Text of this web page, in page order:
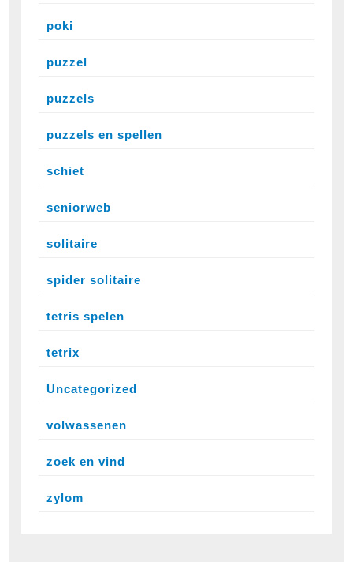
poki
puzzel
puzzels
puzzels en spellen
schiet
seniorweb
solitaire
spider solitaire
tetris spelen
tetrix
Uncategorized
volwassenen
zoek en vind
zylom